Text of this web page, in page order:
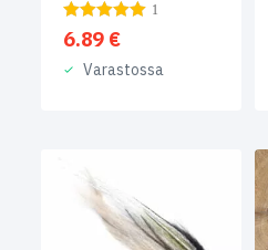
1
6.89 €
Varastossa